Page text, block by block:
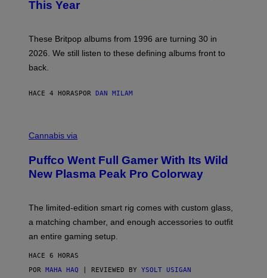
Y
E
S
V
A
I
N
E
T
T
M
G
E
This Year
These Britpop albums from 1996 are turning 30 in
2026. We still listen to these defining albums front to
back.
HACE 4 HORASPOR DAN MILAM
O
T
E
S
F
U
F
O
Cannabis via
Puffco Went Full Gamer With Its Wild
New Plasma Peak Pro Colorway
The limited-edition smart rig comes with custom glass,
a matching chamber, and enough accessories to outfit
an entire gaming setup.
HACE 6 HORAS
POR MAHA HAQ | REVIEWED BY YSOLT USIGAN